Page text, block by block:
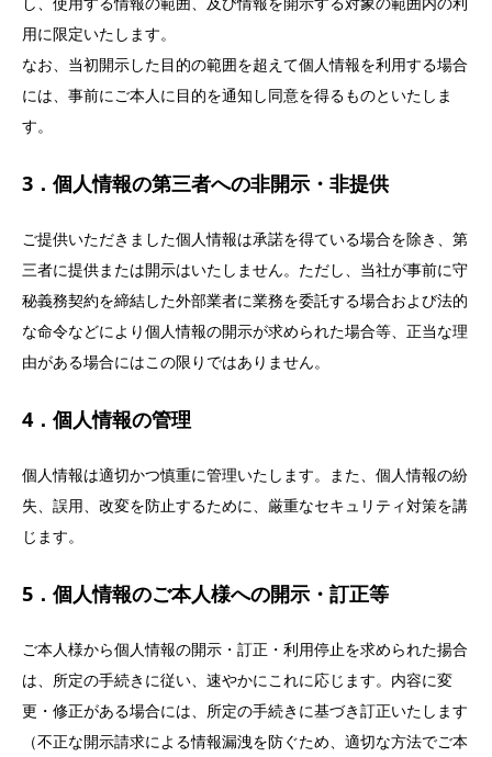
用に限定いたします。
なお、当初開示した目的の範囲を超えて個人情報を利用する場合
には、事前にご本人に目的を通知し同意を得るものといたしま
す。
3．個人情報の第三者への非開示・非提供
ご提供いただきました個人情報は承諾を得ている場合を除き、第
三者に提供または開示はいたしません。ただし、当社が事前に守
秘義務契約を締結した外部業者に業務を委託する場合および法的
な命令などにより個人情報の開示が求められた場合等、正当な理
由がある場合にはこの限りではありません。
4．個人情報の管理
個人情報は適切かつ慎重に管理いたします。また、個人情報の紛
失、誤用、改変を防止するために、厳重なセキュリティ対策を講
じます。
5．個人情報のご本人様への開示・訂正等
ご本人様から個人情報の開示・訂正・利用停止を求められた揚合
は、所定の手続きに従い、速やかにこれに応じます。内容に変
更・修正がある場合には、所定の手続きに基づき訂正いたします
（不正な開示請求による情報漏洩を防ぐため、適切な方法でご本